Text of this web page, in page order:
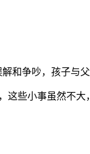
和争吵，孩子与
些小事虽然不大